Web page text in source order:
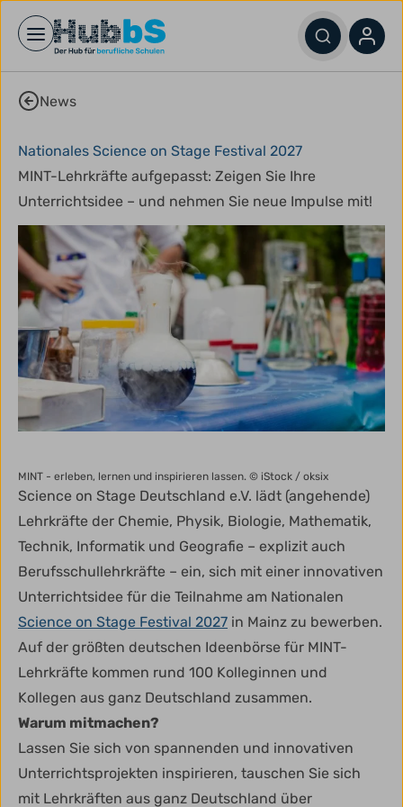
Open main menu
News
Nationales Science on Stage Festival 2027
MINT-Lehrkräfte aufgepasst: Zeigen Sie Ihre
Unterrichtsidee – und nehmen Sie neue Impulse mit!
MINT - erleben, lernen und inspirieren lassen. © iStock / oksix
Science on Stage Deutschland e.V. lädt (angehende)
Lehrkräfte der Chemie, Physik, Biologie, Mathematik,
Technik, Informatik und Geografie – explizit auch
Berufsschullehrkräfte – ein, sich mit einer innovativen
Unterrichtsidee für die Teilnahme am Nationalen
Science on Stage Festival 2027 in Mainz zu bewerben.
Auf der größten deutschen Ideenbörse für MINT-
Lehrkräfte kommen rund 100 Kolleginnen und
Kollegen aus ganz Deutschland zusammen.
Warum mitmachen?
Lassen Sie sich von spannenden und innovativen
Unterrichtsprojekten inspirieren, tauschen Sie sich
mit Lehrkräften aus ganz Deutschland über